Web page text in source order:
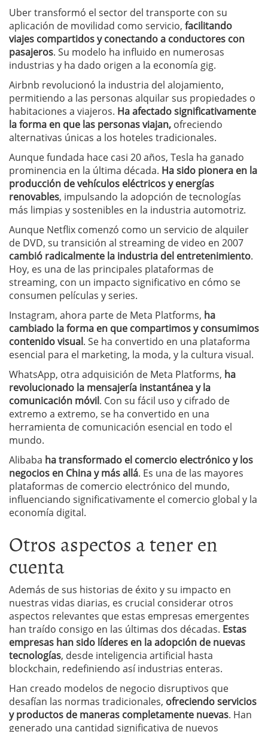
Uber transformó el sector del transporte con su
aplicación de movilidad como servicio, facilitando
viajes compartidos y conectando a conductores con
pasajeros. Su modelo ha influido en numerosas
industrias y ha dado origen a la economía gig.
Airbnb revolucionó la industria del alojamiento,
permitiendo a las personas alquilar sus propiedades o
habitaciones a viajeros. Ha afectado significativamente
la forma en que las personas viajan, ofreciendo
alternativas únicas a los hoteles tradicionales.
Aunque fundada hace casi 20 años, Tesla ha ganado
prominencia en la última década. Ha sido pionera en la
producción de vehículos eléctricos y energías
renovables, impulsando la adopción de tecnologías
más limpias y sostenibles en la industria automotriz.
Aunque Netflix comenzó como un servicio de alquiler
de DVD, su transición al streaming de video en 2007
cambió radicalmente la industria del entretenimiento.
Hoy, es una de las principales plataformas de
streaming, con un impacto significativo en cómo se
consumen películas y series.
Instagram, ahora parte de Meta Platforms, ha
cambiado la forma en que compartimos y consumimos
contenido visual. Se ha convertido en una plataforma
esencial para el marketing, la moda, y la cultura visual.
WhatsApp, otra adquisición de Meta Platforms, ha
revolucionado la mensajería instantánea y la
comunicación móvil. Con su fácil uso y cifrado de
extremo a extremo, se ha convertido en una
herramienta de comunicación esencial en todo el
mundo.
Alibaba ha transformado el comercio electrónico y los
negocios en China y más allá. Es una de las mayores
plataformas de comercio electrónico del mundo,
influenciando significativamente el comercio global y la
economía digital.
Otros aspectos a tener en
cuenta
Además de sus historias de éxito y su impacto en
nuestras vidas diarias, es crucial considerar otros
aspectos relevantes que estas empresas emergentes
han traído consigo en las últimas dos décadas. Estas
empresas han sido líderes en la adopción de nuevas
tecnologías, desde inteligencia artificial hasta
blockchain, redefiniendo así industrias enteras.
Han creado modelos de negocio disruptivos que
desafían las normas tradicionales, ofreciendo servicios
y productos de maneras completamente nuevas. Han
generado una cantidad significativa de nuevos